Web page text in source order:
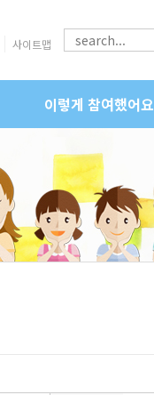
사이트맵
이렇게 참여했어요